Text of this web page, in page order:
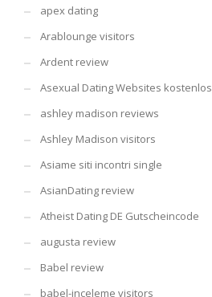
apex dating
Arablounge visitors
Ardent review
Asexual Dating Websites kostenlos
ashley madison reviews
Ashley Madison visitors
Asiame siti incontri single
AsianDating review
Atheist Dating DE Gutscheincode
augusta review
Babel review
babel-inceleme visitors